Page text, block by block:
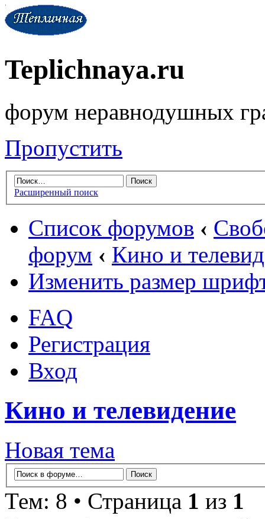
Teplichnaya.ru
форум неравнодушных
Пропустить
Расширенный поиск
Список форумов ‹
форум ‹ Кино и
Изменить размер
FAQ
Регистрация
Вход
Кино и телевидение
Новая тема
Тем: 8 • Страница 1 из 1